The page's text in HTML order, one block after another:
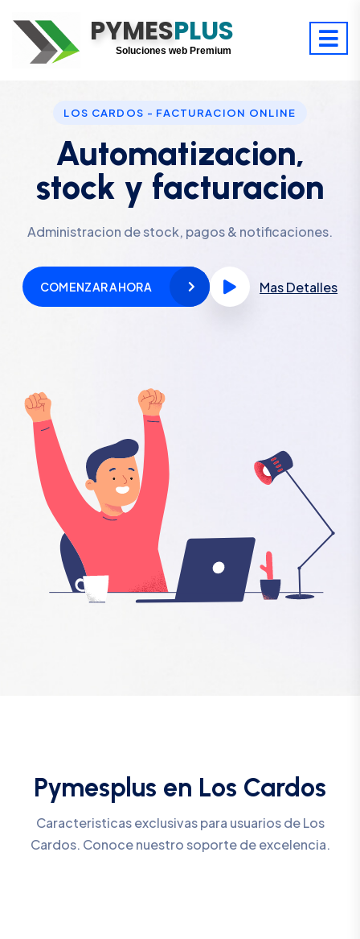
PYMESPLUS
Digitaliza tu éxito
Soluciones web Premium
LOS CARDOS - FACTURACION ONLINE
Automatizacion,
stock y facturacion
Administracion de stock, pagos & notificaciones.
COMENZAR AHORA Mas Detalles
Pymesplus en Los Cardos
Caracteristicas exclusivas para usuarios de Los
Cardos. Conoce nuestro soporte de excelencia.